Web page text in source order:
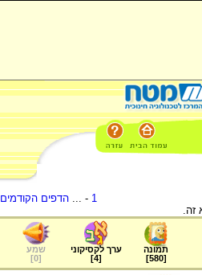
1
- ...הדפים הקודמים
תמונה
[
580
]
ערך לקסיקוני
[
4
]
שמע
[
0
]